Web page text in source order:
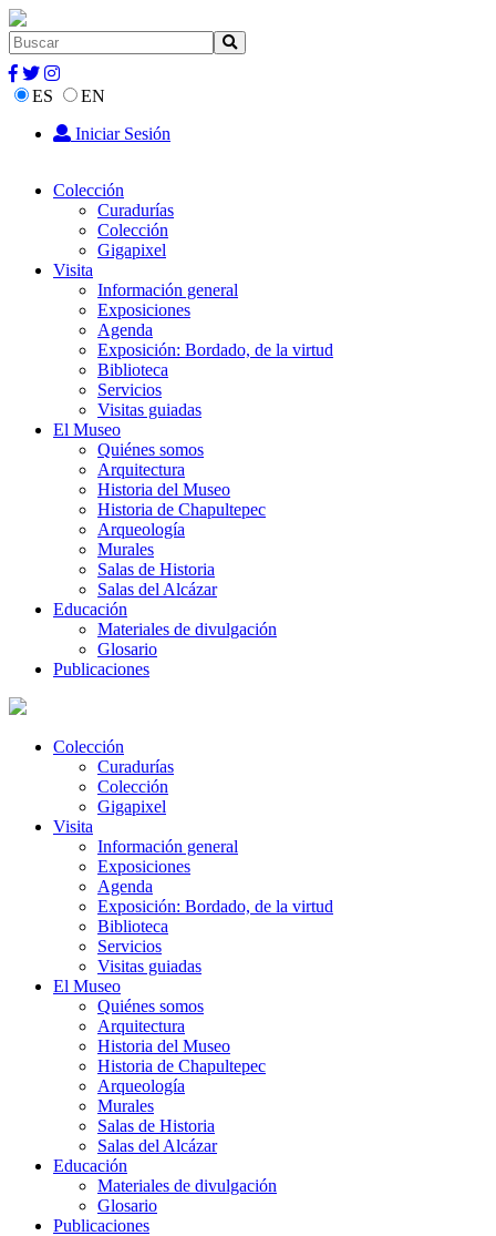
ES
EN
Iniciar Sesión
Colección
Curadurías
Colección
Gigapixel
Visita
Información general
Exposiciones
Agenda
Exposición: Bordado, de la virtud
Biblioteca
Servicios
Visitas guiadas
El Museo
Quiénes somos
Arquitectura
Historia del Museo
Historia de Chapultepec
Arqueología
Murales
Salas de Historia
Salas del Alcázar
Educación
Materiales de divulgación
Glosario
Publicaciones
Colección
Curadurías
Colección
Gigapixel
Visita
Información general
Exposiciones
Agenda
Exposición: Bordado, de la virtud
Biblioteca
Servicios
Visitas guiadas
El Museo
Quiénes somos
Arquitectura
Historia del Museo
Historia de Chapultepec
Arqueología
Murales
Salas de Historia
Salas del Alcázar
Educación
Materiales de divulgación
Glosario
Publicaciones